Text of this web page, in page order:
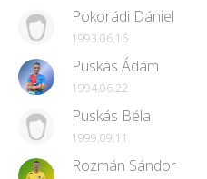
Pokorádi Dániel
1993.06.16
Puskás Ádám
1994.06.22
Puskás Béla
1999.09.11
Rozmán Sándor